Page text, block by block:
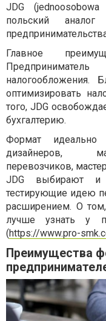
JDG
польский аналог
Главное
налогообложения.
оптимизировать
того, JDG
бухгалтерию.
Формат идеально
дизайнеров,
перевозчиков,
JDG выбирают и
тестирующие идею
расширением. О
лучше узнать у
(https://www.pro-
Преимущества